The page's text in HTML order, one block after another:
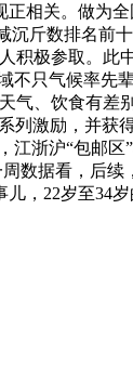
正相关。做为
沉斤数排名前
积极参取。此
只气候率先
气、饮食有差
列激励，并获
浙沪“包邮区
数据看，后
，22岁至34